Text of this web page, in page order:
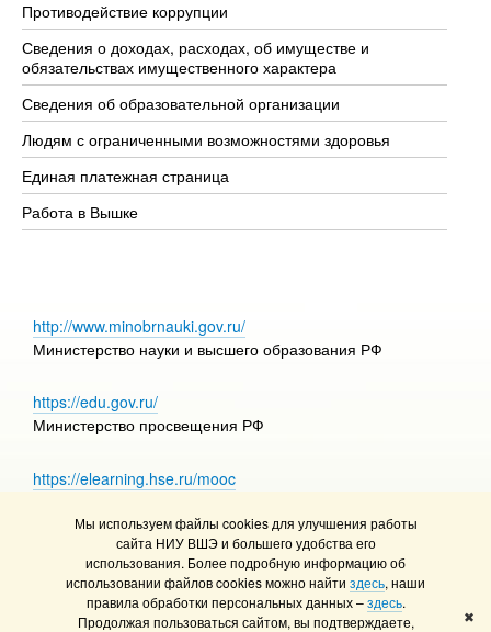
Мы используем файлы cookies для улучшения работы
сайта НИУ ВШЭ и большего удобства его
использования. Более подробную информацию об
использовании файлов cookies можно найти здесь, наши
правила обработки персональных данных –здесь.
Продолжая пользоваться сайтом, вы подтверждаете,
✖
Противодействие коррупции
Сведения о доходах, расходах, об имуществе и
обязательствах имущественного характера
Сведения об образовательной организации
Людям с ограниченными возможностями здоровья
Единая платежная страница
Работа в Вышке
http://www.minobrnauki.gov.ru/
Министерство науки и высшего образования РФ
https://edu.gov.ru/
Министерство просвещения РФ
https://elearning.hse.ru/mooc
© НИУ ВШЭ 1993–2026
Адреса и контакты
Условия использования материалов